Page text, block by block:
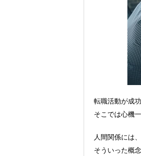
転職活動が成
そこでは心機一
人間関係には、
そういった概